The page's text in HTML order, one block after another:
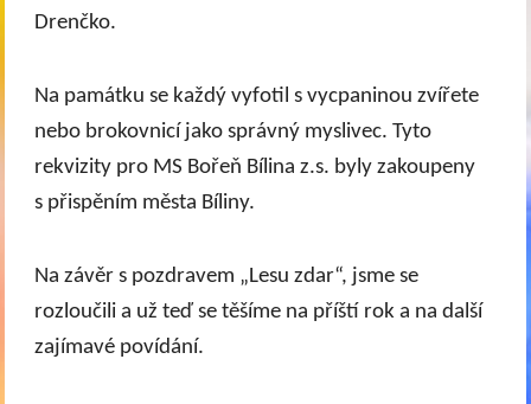
Drenčko.
Na památku se každý vyfotil s vycpaninou zvířete
nebo brokovnicí jako správný myslivec. Tyto
rekvizity pro MS Bořeň Bílina z.s. byly zakoupeny
s přispěním města Bíliny.
Na závěr s pozdravem „Lesu zdar“, jsme se
rozloučili a už teď se těšíme na příští rok a na další
zajímavé povídání.